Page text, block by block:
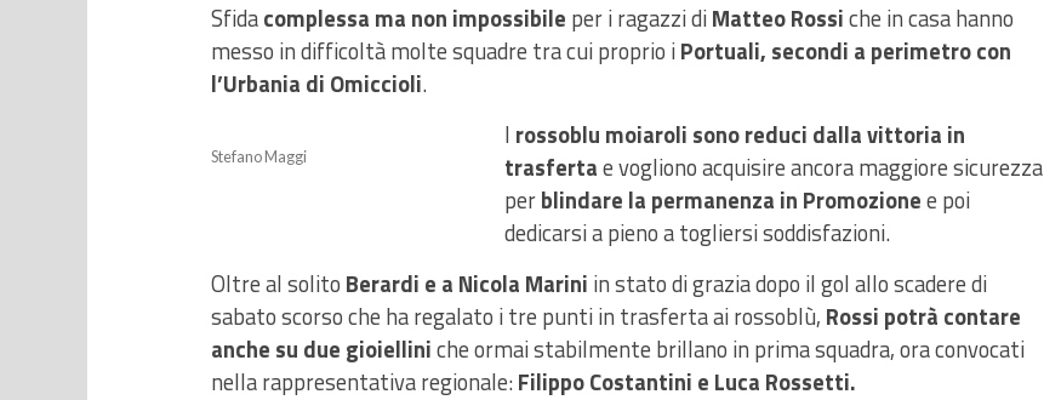
Sfidacomplessa ma non impossibile per i ragazzi diMatteo Rossiche in casa hanno
messo in difficoltà molte squadre tra cui proprio iPortuali, secondi a perimetro con
l’Urbania di Omiccioli.
Stefano Maggi
I rossoblu moiaroli sono reduci dalla vittoria in
trasfertae vogliono acquisire ancora maggiore sicurezza
perblindare la permanenza in Promozionee poi
dedicarsi a pieno a togliersi soddisfazioni.
Oltre al solito Berardi e a Nicola Marini in stato di grazia dopo il gol allo scadere di
sabato scorso che ha regalato i tre punti in trasferta ai rossoblù, Rossi potrà contare
anche su due gioielliniche ormai stabilmente brillano in prima squadra, ora convocati
nella rappresentativa regionale:Filippo Costantini e Luca Rossetti.